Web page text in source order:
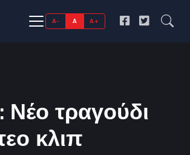
A- A A+
Νέο τραγούδι
κλιπ